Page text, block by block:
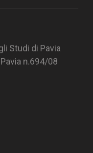
Studi di Pavia
n.694/08